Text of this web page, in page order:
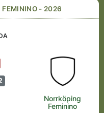
FEMININO - 2026
Norrköping
Feminino